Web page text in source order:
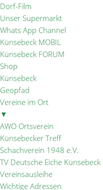
Dorf-Film
Unser Supermarkt
Whats App Channel
Künsebeck MOBIL
Künsebeck FORUM
Shop
Künsebeck
Geopfad
Vereine im Ort
▼
AWO Ortsverein
Künsebecker Treff
Schachverein 1948 e.V.
TV Deutsche Eiche Künsebeck
Vereinsausleihe
Wichtige Adressen